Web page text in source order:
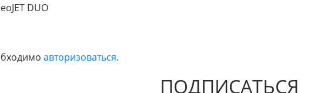
DUO
авторизоваться.
ПОДПИСАТЬСЯ